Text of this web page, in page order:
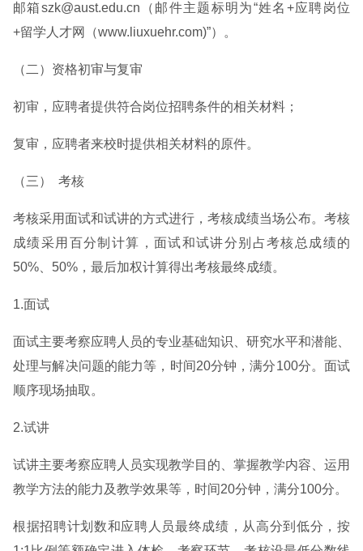
邮箱szk@aust.edu.cn（邮件主题标明为“姓名+应聘岗位
+留学人才网（www.liuxuehr.com)”）。
（二）资格初审与复审
初审，应聘者提供符合岗位招聘条件的相关材料；
复审，应聘者来校时提供相关材料的原件。
（三） 考核
考核采用面试和试讲的方式进行，考核成绩当场公布。考核
成绩采用百分制计算，面试和试讲分别占考核总成绩的
50%、50%，最后加权计算得出考核最终成绩。
1.面试
面试主要考察应聘人员的专业基础知识、研究水平和潜能、
处理与解决问题的能力等，时间20分钟，满分100分。面试
顺序现场抽取。
2.试讲
试讲主要考察应聘人员实现教学目的、掌握教学内容、运用
教学方法的能力及教学效果等，时间20分钟，满分100分。
根据招聘计划数和应聘人员最终成绩，从高分到低分，按